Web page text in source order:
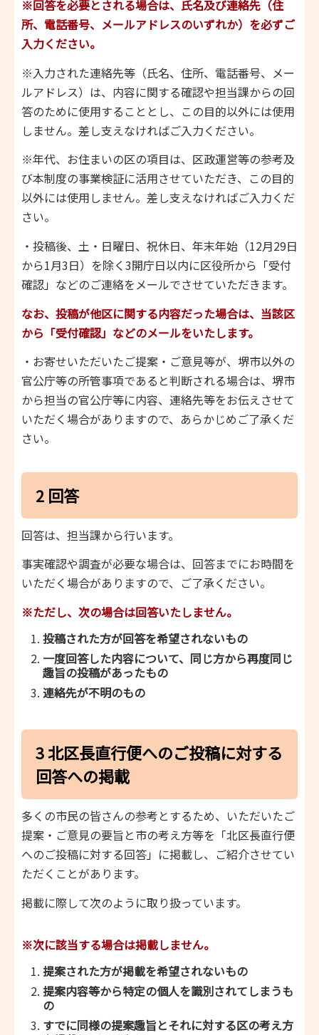
※回答を必要とされる場合は、氏名及び連絡先（住
所、電話番号、メールアドレスのいずれか）を必ずご
入力ください。
※入力された連絡先等（氏名、住所、電話番号、メー
ルアドレス）は、内容に関する確認や担当課からの回
答のために使用することとし、この目的以外には使用
しません。差し支えなければご入力ください。
※年代、お住まいの区の項目は、区政運営等の参考及
び本制度の事業検証に活用させていただき、この目的
以外には使用しません。差し支えなければご入力くだ
さい。
・投稿後、土・日曜日、祝休日、年末年始（12月29日
から1月3日）を除く3開庁日以内に区役所から「受付
確認」などのご連絡をメールでさせていただきます。
なお、投稿が他区に関する内容だった場合は、当該区
から「受付確認」などのメールをいたします。
・お寄せいただいたご提案・ご意見等が、堺市以外の
官公庁等の所管事項であると判断される場合は、堺市
から担当の官公庁等に内容、連絡先等をお伝えさせて
いただく場合がありますので、あらかじめご了承くだ
さい。
2 回答
回答は、担当課から行います。
事実確認や調査が必要な場合は、回答までにお時間を
いただく場合がありますので、ご了承ください。
※ただし、次の場合は回答いたしません。
投稿された方が回答を希望されないもの
一度回答した内容について、同じ方から再度同じ
趣旨の投稿があったもの
連絡先が不明のもの
3 北区長直行便へのご投稿に対する
回答への掲載
多くの市民の皆さんの参考とするため、いただいたご
提案・ご意見の要旨と市の考え方等を「北区長直行便
へのご投稿に対する回答」に掲載し、ご紹介させてい
ただくことがあります。
掲載に際して次のように取り扱っています。
※次に該当する場合は掲載しません。
提案された方が掲載を希望されないもの
提案内容等から特定の個人を識別されてしまうも
の
すでに同様の提案趣旨とそれに対する区の考え方